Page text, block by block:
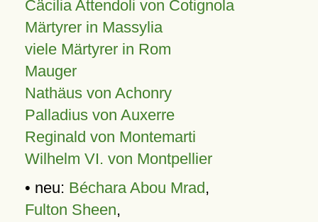
Cäcilia Attendoli von Cotignola
Märtyrer in Massylia
viele Märtyrer in Rom
Mauger
Nathäus von Achonry
Palladius von Auxerre
Reginald von Montemarti
Wilhelm VI. von Montpellier
• neu: Béchara Abou Mrad,
Fulton Sheen,